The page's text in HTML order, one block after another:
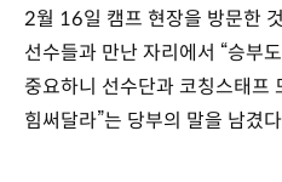
2월 16일 캠프 현장을 방문한
선수들과 만난 자리에서 “승부
중요하니 선수단과 코칭스태프
힘써달라”는 당부의 말을 남겼